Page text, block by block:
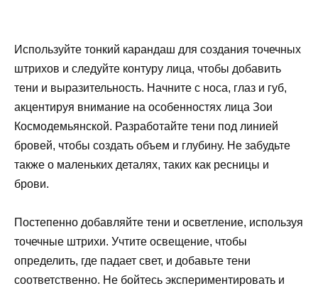
Используйте тонкий карандаш для создания точечных
штрихов и следуйте контуру лица, чтобы добавить
тени и выразительность. Начните с носа, глаз и губ,
акцентируя внимание на особенностях лица Зои
Космодемьянской. Разработайте тени под линией
бровей, чтобы создать объем и глубину. Не забудьте
также о маленьких деталях, таких как ресницы и
брови.
Постепенно добавляйте тени и осветление, используя
точечные штрихи. Учтите освещение, чтобы
определить, где падает свет, и добавьте тени
соответственно. Не бойтесь экспериментировать и